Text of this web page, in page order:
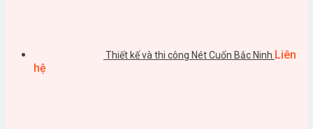
Thiết kế và thi công Nét Cuốn Bắc Ninh Liên
hệ